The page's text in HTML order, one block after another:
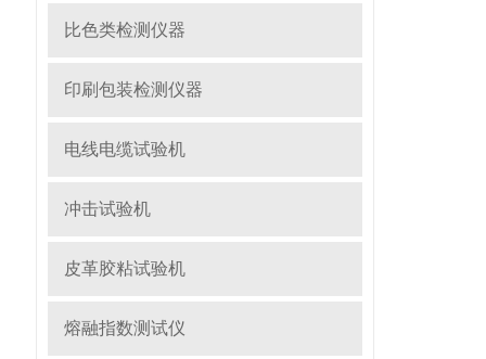
比色类检测仪器
印刷包装检测仪器
电线电缆试验机
冲击试验机
皮革胶粘试验机
熔融指数测试仪